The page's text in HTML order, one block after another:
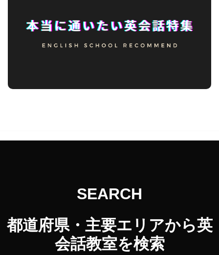
SEARCH
都道府県・主要エリアから英
会話教室を検索